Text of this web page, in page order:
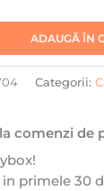
ADAUGĂ ÎN
Categorii:
comenzi de
primele 30